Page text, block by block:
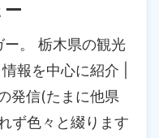
ー
。 栃木県の観光
報を中心に紹介 |
発信(たまに他県
ず色々と綴ります